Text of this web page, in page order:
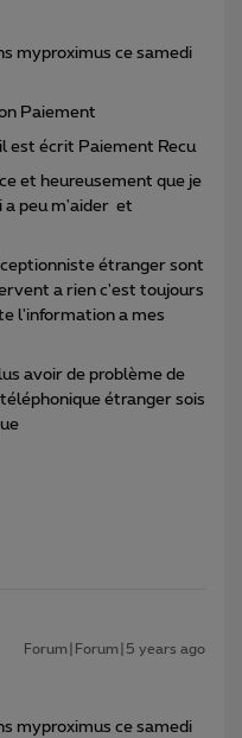
myproximus ce samedi
Paiement
est écrit Paiement Recu
et heureusement que je
a peu m'aider et
étranger sont
a rien c'est toujours
l'information a mes
avoir de problème de
étranger sois
Forum|Forum|5 years ago
myproximus ce samedi